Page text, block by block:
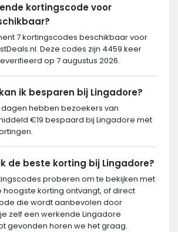
kortingscode voor
7 kortingscodes beschikbaar voor
Deze codes zijn 4459 keer
op 7 augustus 2026.
ik besparen bij Lingadore?
hebben bezoekers van
€19 bespaard bij Lingadore met
de beste korting bij Lingadore?
proberen om te bekijken met
korting ontvangt, of direct
die wordt aanbevolen door
je zelf een werkende Lingadore
gevonden horen we het graag.